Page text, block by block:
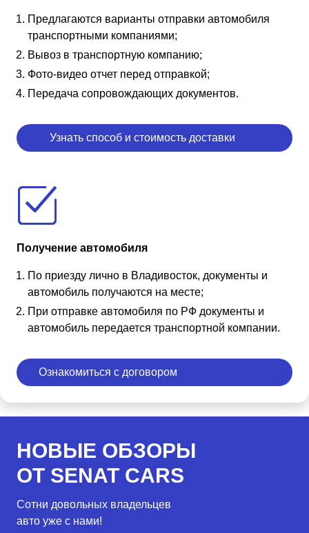
Предлагаются варианты отправки автомобиля
транспортными компаниями;
Вывоз в транспортную компанию;
Фото-видео отчет перед отправкой;
Передача сопровождающих документов.
Узнать способ и стоимость доставки
Получение автомобиля
По приезду лично в Владивосток, документы и
автомобиль получаются на месте;
При отправке автомобиля по РФ документы и
автомобиль передается транспортной компании.
Ознакомиться с договором
НОВЫЕ ОБЗОРЫ
ОТ SENAT CARS
Сотни довольных владельцев
авто уже с нами!